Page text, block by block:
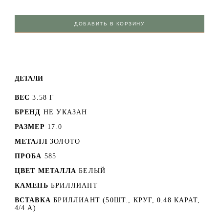
ДОБАВИТЬ В КОРЗИНУ
ДЕТАЛИ
ВЕС 3.58 Г
БРЕНД НЕ УКАЗАН
РАЗМЕР 17.0
МЕТАЛЛ ЗОЛОТО
ПРОБА 585
ЦВЕТ МЕТАЛЛА БЕЛЫЙ
КАМЕНЬ БРИЛЛИАНТ
ВСТАВКА БРИЛЛИАНТ (50ШТ., КРУГ, 0.48 КАРАТ,
4/4 А)